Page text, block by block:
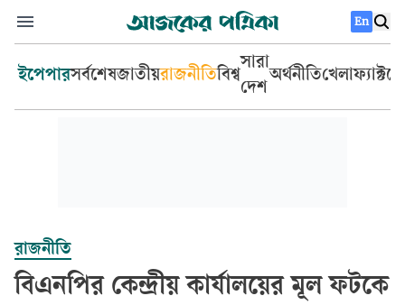
En
ইপেপারসর্বশেষজাতীয়রাজনীতিবিশ্ব
সারা
দেশ
অর্থনীতিখেলা
রাজনীতি
বিএনপির কেন্দ্রীয় কার্যালয়ের মূল ফটকে